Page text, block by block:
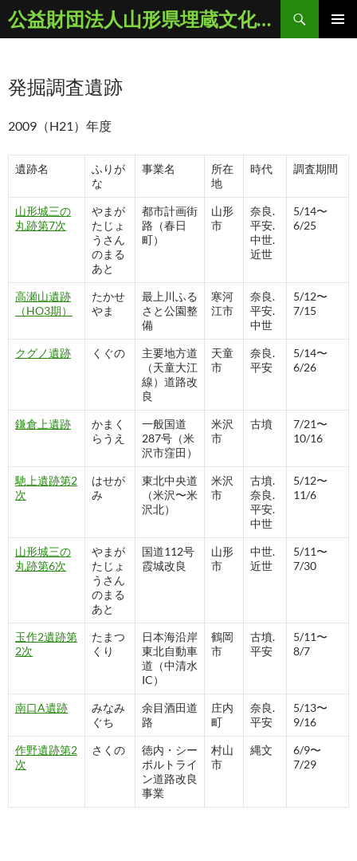
ン
ツ
ス
公益財団法人山形県埋蔵文化財センター
検
索
発掘調査遺跡
2009（H21）年度
遺跡名
ふりが
な
事業名
所在
地
時代 調査期間
山形城三の
丸跡第7次
やまが
たじょ
うさん
のまる
あと
都市計画街
路（春日
町）
山形
市
奈良.
平安.
中世.
近世
5/14〜
6/25
高瀬山遺跡
（HO3期）
たかせ
やま
最上川ふる
さと公園整
備
寒河
江市
奈良.
平安.
中世
5/12〜
7/15
クグノ遺跡 くぐの
主要地方道
（天童大江
線）道路改
良
天童
市
奈良.
平安
5/14〜
6/26
鎌倉上遺跡
かまく
らうえ
一般国道
287号（米
沢市窪田）
米沢
市
古墳
7/21〜
10/16
馳上遺跡第2
次
はせが
み
東北中央道
（米沢〜米
沢北）
米沢
市
古墳.
奈良.
平安.
中世
5/12〜
11/6
山形城三の
丸跡第6次
やまが
たじょ
うさん
のまる
あと
国道112号
霞城改良
山形
市
中世.
近世
5/11〜
7/30
玉作2遺跡第
2次
たまつ
くり
日本海沿岸
東北自動車
道（中清水
IC）
鶴岡
市
古墳.
平安
5/11〜
8/7
南口A遺跡
みなみ
ぐち
余目酒田道
路
庄内
町
奈良.
平安
5/13〜
9/16
作野遺跡第2
次
さくの
徳内・シー
ボルトライ
ン道路改良
事業
村山
市
縄文
6/9〜
7/29